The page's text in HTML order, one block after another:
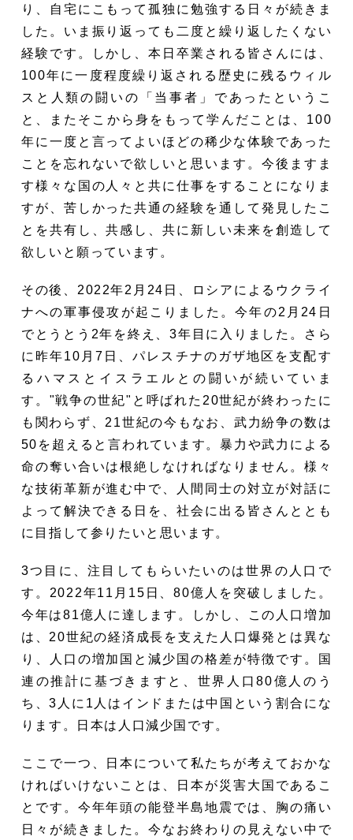
り、自宅にこもって孤独に勉強する日々が続きま
した。いま振り返っても二度と繰り返したくない
経験です。しかし、本日卒業される皆さんには、
100年に一度程度繰り返される歴史に残るウィル
スと人類の闘いの「当事者」であったというこ
と、またそこから身をもって学んだことは、100
年に一度と言ってよいほどの稀少な体験であった
ことを忘れないで欲しいと思います。今後ますま
す様々な国の人々と共に仕事をすることになりま
すが、苦しかった共通の経験を通して発見したこ
とを共有し、共感し、共に新しい未来を創造して
欲しいと願っています。
その後、2022年2月24日、ロシアによるウクライ
ナへの軍事侵攻が起こりました。今年の2月24日
でとうとう2年を終え、3年目に入りました。さら
に昨年10月7日、パレスチナのガザ地区を支配す
るハマスとイスラエルとの闘いが続いていま
す。"戦争の世紀"と呼ばれた20世紀が終わったに
も関わらず、21世紀の今もなお、武力紛争の数は
50を超えると言われています。暴力や武力による
命の奪い合いは根絶しなければなりません。様々
な技術革新が進む中で、人間同士の対立が対話に
よって解決できる日を、社会に出る皆さんととも
に目指して参りたいと思います。
3つ目に、注目してもらいたいのは世界の人口で
す。2022年11月15日、80億人を突破しました。
今年は81億人に達します。しかし、この人口増加
は、20世紀の経済成長を支えた人口爆発とは異な
り、人口の増加国と減少国の格差が特徴です。国
連の推計に基づきますと、世界人口80億人のう
ち、3人に1人はインドまたは中国という割合にな
ります。日本は人口減少国です。
ここで一つ、日本について私たちが考えておかな
ければいけないことは、日本が災害大国であるこ
とです。今年年頭の能登半島地震では、胸の痛い
日々が続きました。今なお終わりの見えない中で